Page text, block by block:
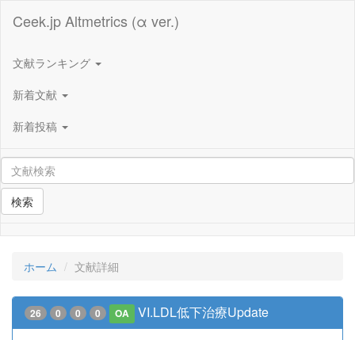
Ceek.jp Altmetrics (α ver.)
文献ランキング
新着文献
新着投稿
検索
ホーム 文献詳細
26 0 0 0 OA VI.LDL低下治療Update